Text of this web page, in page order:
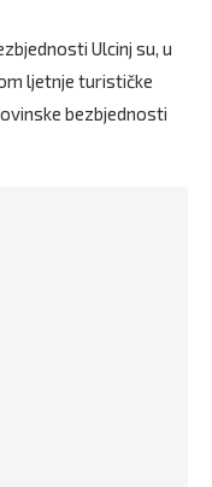
Ulcinj su, u
ljetnje turističke
bezbjednosti